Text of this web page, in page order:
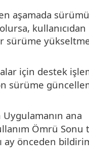
aşamada
kullanıcıdan
sürüme
için destek
sürüme
Uygulamanın ana
Ömrü Sonu
ay önceden